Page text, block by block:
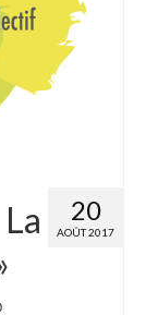
20
AOÛT 2017